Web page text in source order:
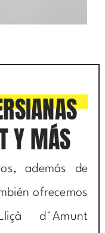
Y MÁS
además de
ofrecemos
d´Amunt